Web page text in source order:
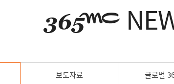
보도자료 글로벌